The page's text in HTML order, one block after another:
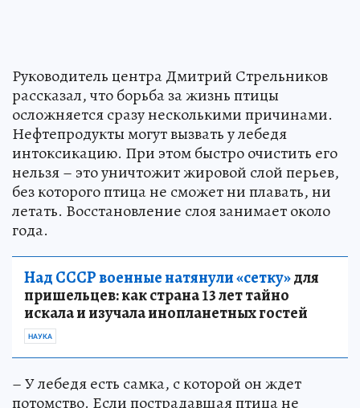
Руководитель центра Дмитрий Стрельников
рассказал, что борьба за жизнь птицы
осложняется сразу несколькими причинами.
Нефтепродукты могут вызвать у лебедя
интоксикацию. При этом быстро очистить его
нельзя – это уничтожит жировой слой перьев,
без которого птица не сможет ни плавать, ни
летать. Восстановление слоя занимает около
года.
Над СССР военные натянули «сетку»для
пришельцев: как страна 13 лет тайно
искала и изучала инопланетных гостей
НАУКА
– У лебедя есть самка, с которой он ждет
потомство. Если пострадавшая птица не